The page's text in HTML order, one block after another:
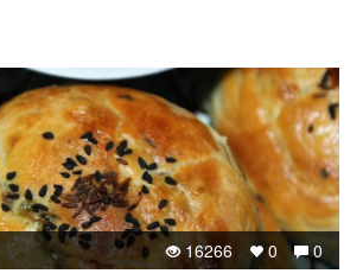
0
0
16266